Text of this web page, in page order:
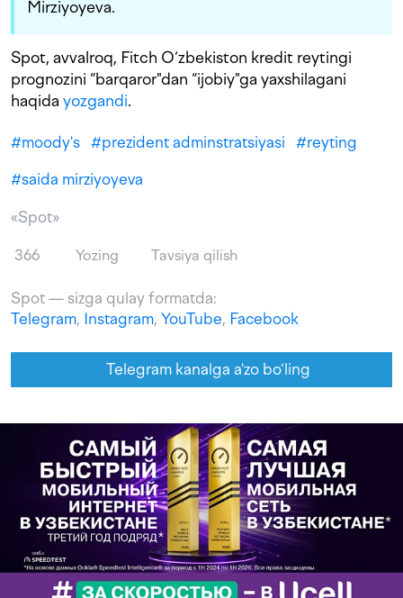
Mirziyoyeva.
Spot, avvalroq, Fitch O‘zbekiston kredit reytingi
prognozini “barqaror"dan “ijobiy"ga yaxshilagani
haqida yozgandi.
#moody's #prezident adminstratsiyasi #reyting
#saida mirziyoyeva
«Spot»
366 Yozing Tavsiya qilish
Spot — sizga qulay formatda:
Telegram, Instagram, YouTube, Facebook
Telegram kanalga a'zo bo‘ling